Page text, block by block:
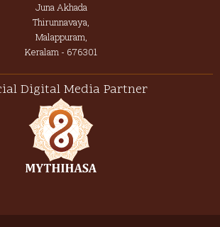
Juna Akhada
Thirunnavaya,
Malappuram,
Keralam - 676301
Digital Media Partner